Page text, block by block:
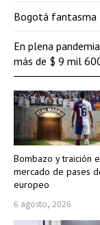
Bombazo y traición
mercado de pases
europeo
6 agosto, 2026
Bogotá fantasma
En plena
más de $ 9 mil